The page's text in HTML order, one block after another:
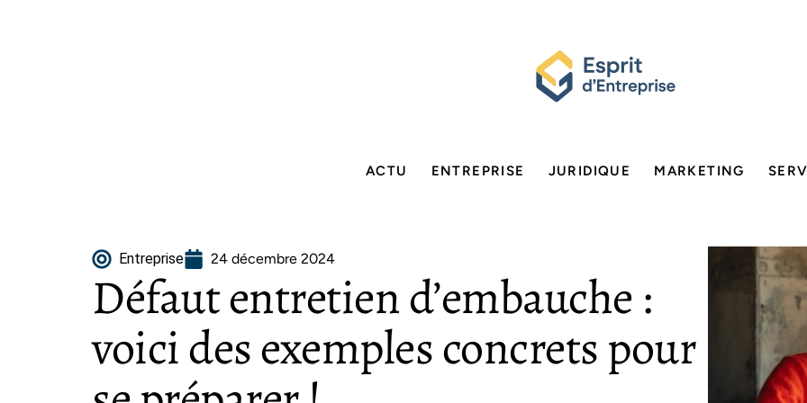
ACTU ENTREPRISE JURIDIQUE MARKETING
Entreprise 24 décembre 2024
Défaut entretien d’embauche :
voici des exemples concrets pour